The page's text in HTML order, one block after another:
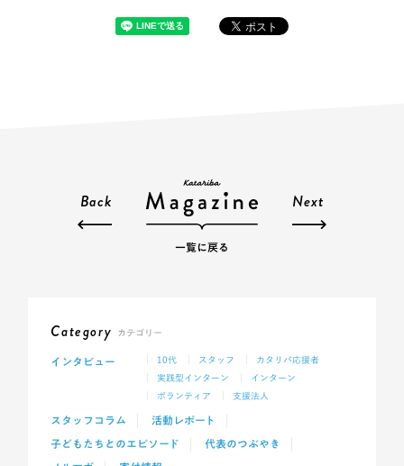
Back
一覧に戻る
Next
Category カテゴリー
インタビュー 10代 スタッフ
カタリバ応援者
実践型インターン
インターン
ボランティア
支援法人
スタッフコラム
活動レポート
子どもたちとのエピソード
代表のつぶやき